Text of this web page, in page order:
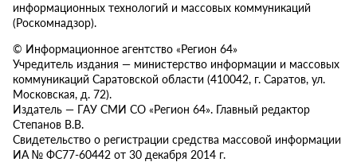
информационных технологий и массовых коммуникаций
(Роскомнадзор).
© Информационное агентство «Регион 64»
Учредитель издания — министерство информации и массовых
коммуникаций Саратовской области (410042, г. Саратов, ул.
Московская, д. 72).
Издатель — ГАУ СМИ СО «Регион 64». Главный редактор
Степанов В.В.
Свидетельство о регистрации средства массовой информации
ИА № ФС77-60442 от 30 декабря 2014 г.